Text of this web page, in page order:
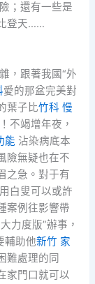
險；還有一些是
登天……
雜，跟著我國“外
愛的那盆完美對
葉子比竹科 慢
不竭增年夜，
能 沾染病底本
險無疑也在不
之急。對于有
白叟可以或許
案例往影響帶
力度版”辦事，
輔助他新竹 家
難處理的同
家門口就可以